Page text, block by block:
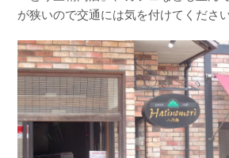
が狭いので交通には気を付けてください